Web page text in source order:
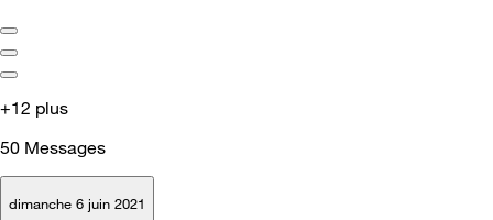
+12 plus
50 Messages
dimanche 6 juin 2021